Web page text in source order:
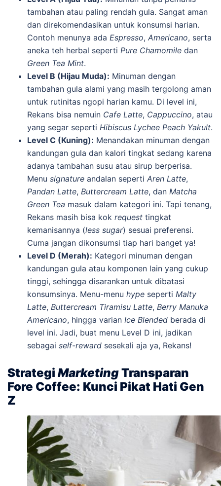
tambahan atau paling rendah gula. Sangat aman
dan direkomendasikan untuk konsumsi harian.
Contoh menunya ada Espresso, Americano, serta
aneka teh herbal seperti Pure Chamomile dan
Green Tea Mint.
Level B (Hijau Muda): Minuman dengan
tambahan gula alami yang masih tergolong aman
untuk rutinitas ngopi harian kamu. Di level ini,
Rekans bisa nemuin Cafe Latte, Cappuccino, atau
yang segar seperti Hibiscus Lychee Peach Yakult.
Level C (Kuning): Menandakan minuman dengan
kandungan gula dan kalori tingkat sedang karena
adanya tambahan susu atau sirup berperisa.
Menu signature andalan seperti Aren Latte,
Pandan Latte, Buttercream Latte, dan Matcha
Green Tea masuk dalam kategori ini. Tapi tenang,
Rekans masih bisa kok request tingkat
kemanisannya (less sugar) sesuai preferensi.
Cuma jangan dikonsumsi tiap hari banget ya!
Level D (Merah): Kategori minuman dengan
kandungan gula atau komponen lain yang cukup
tinggi, sehingga disarankan untuk dibatasi
konsumsinya. Menu-menu hype seperti Malty
Latte, Buttercream Tiramisu Latte, Berry Manuka
Americano, hingga varian Ice Blended berada di
level ini. Jadi, buat menu Level D ini, jadikan
sebagai self-reward sesekali aja ya, Rekans!
Strategi MarketingTransparan
Fore Coffee: Kunci Pikat Hati Gen
Z